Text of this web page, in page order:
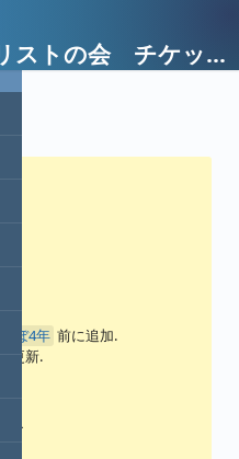
の会 チケット茶番劇
ほぼ4年 前に追加.
に更新.
終了